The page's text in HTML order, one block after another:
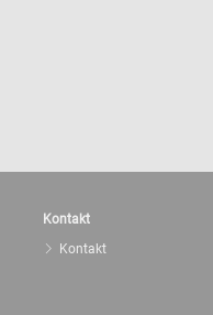
Kontakt
Kontakt